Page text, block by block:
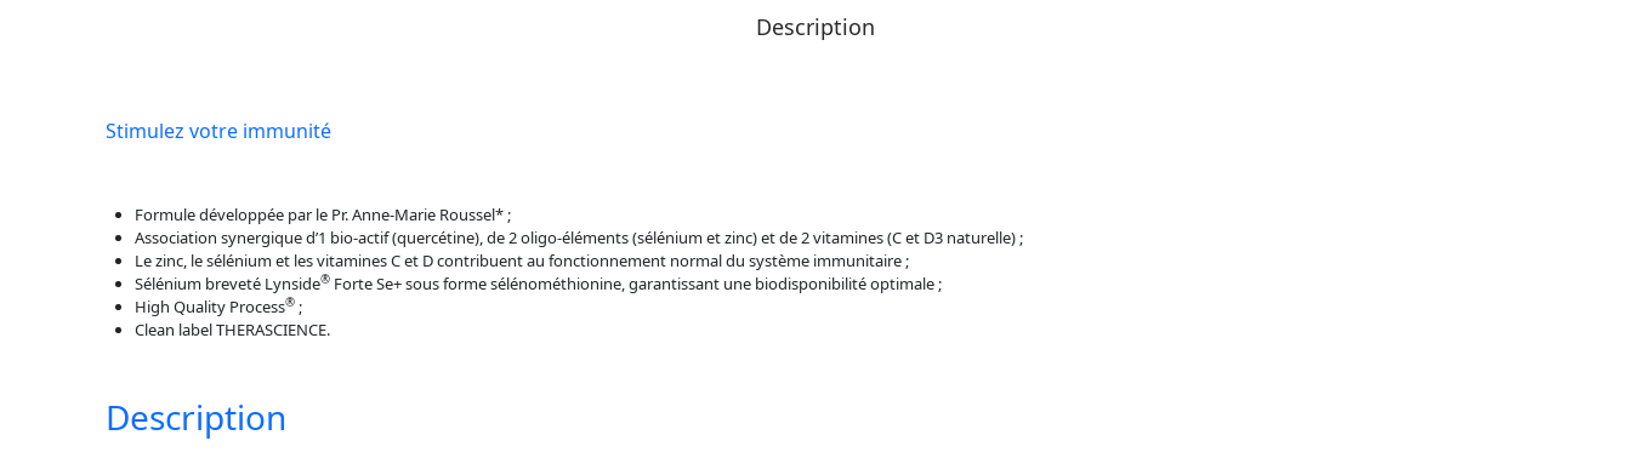
Description
Stimulez votre immunité
Formule développée par le Pr. Anne-Marie Roussel* ;
Association synergique d’1 bio-actif (quercétine), de 2 oligo-éléments (sélénium et zinc) et de 2 vitamines (C et D3 naturelle) ;
Le zinc, le sélénium et les vitamines C et D contribuent au fonctionnement normal du système immunitaire ;
Sélénium breveté Lynside® Forte Se+ sous forme sélénométhionine, garantissant une biodisponibilité optimale ;
High Quality Process® ;
Clean label THERASCIENCE.
Description